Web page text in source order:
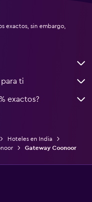
exactos, sin embargo,
ti
exactos?
Hoteles en India
Gateway Coonoor